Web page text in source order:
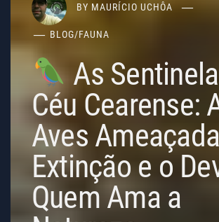
BY MAURÍCIO UCHÔA
BLOG/FAUNA
As
Céu Cearense:
Aves
Extinção e o
Quem Ama a